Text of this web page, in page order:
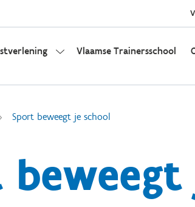
Vlaamse Trainersschool
Sport beweegt je school